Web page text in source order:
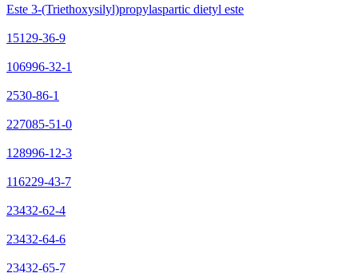
Este 3-(Triethoxysilyl)propylaspartic dietyl este
15129-36-9
106996-32-1
2530-86-1
227085-51-0
128996-12-3
116229-43-7
23432-62-4
23432-64-6
23432-65-7